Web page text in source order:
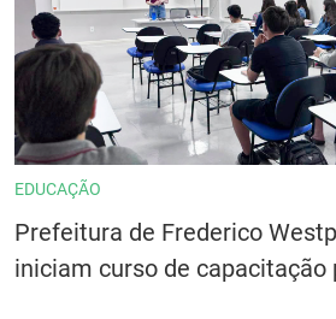
EDUCAÇÃO
Prefeitura de Frederico
iniciam curso de capacitação